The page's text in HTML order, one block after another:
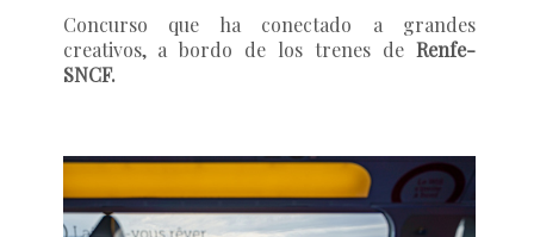
Concurso que ha conectado a grandes
creativos, a bordo de los trenes de Renfe-
SNCF.